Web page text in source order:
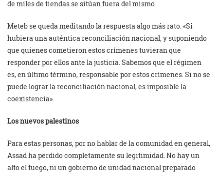
de miles de tiendas se sitúan fuera del mismo.
Meteb se queda meditando la respuesta algo más rato. «Si
hubiera una auténtica reconciliación nacional, y suponiendo
que quienes cometieron estos crímenes tuvieran que
responder por ellos ante la justicia. Sabemos que el régimen
es, en último término, responsable por estos crímenes. Si no se
puede lograr la reconciliación nacional, es imposible la
coexistencia».
Los nuevos palestinos
Para estas personas, por no hablar de la comunidad en general,
Assad ha perdido completamente su legitimidad. No hay un
alto el fuego, ni un gobierno de unidad nacional preparado